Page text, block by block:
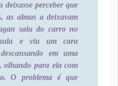
deixasse perceber que
as almas a deixavam
saiu do carro no
e viu um cara
em uma
olhando para ela com
O problema é que